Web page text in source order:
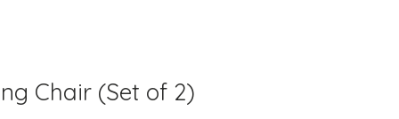
Chair (Set of 2)